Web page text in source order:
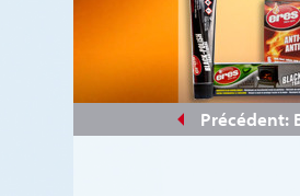
Précédent: